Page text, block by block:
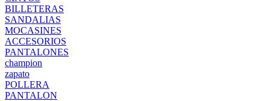
BILLETERAS
SANDALIAS
MOCASINES
ACCESORIOS
PANTALONES
champion
zapato
POLLERA
PANTALON